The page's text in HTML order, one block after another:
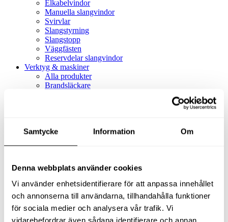
Samtycke Information Om
Denna webbplats använder cookies
Vi använder enhetsidentifierare för att anpassa innehållet
och annonserna till användarna, tillhandahålla funktioner
för sociala medier och analysera vår trafik. Vi
vidarebefordrar även sådana identifierare och annan
Elkabelvindor
Manuella slangvindor
Svirvlar
Slangstyrning
Slangstopp
Väggfästen
Reservdelar slangvindor
Verktyg & maskiner
Alla produkter
Brandsläckare
Alla produkter
Slangfäste
Textil- & Våtdammsugare
Tillbehör Textil- & våtdammsugare
Adaptrar
Dammsugare